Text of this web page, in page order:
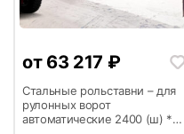
от 63 217 ₽
Стальные рольставни – для
рулонных ворот
автоматические 2400 (ш) *